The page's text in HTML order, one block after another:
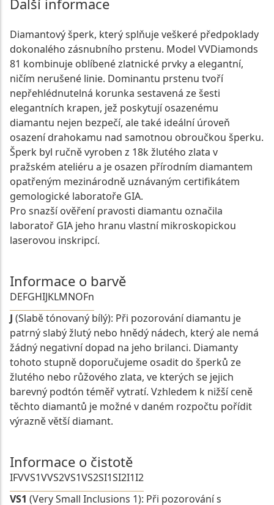
Další informace
Diamantový šperk, který splňuje veškeré předpoklady
dokonalého zásnubního prstenu. Model VVDiamonds
81 kombinuje oblíbené zlatnické prvky a elegantní,
ničím nerušené linie. Dominantu prstenu tvoří
nepřehlédnutelná korunka sestavená ze šesti
elegantních krapen, jež poskytují osazenému
diamantu nejen bezpečí, ale také ideální úroveň
osazení drahokamu nad samotnou obroučkou šperku.
Šperk byl ručně vyroben z 18k žlutého zlata v
pražském ateliéru a je osazen přírodním diamantem
opatřeným mezinárodně uznávaným certifikátem
gemologické laboratoře GIA.
Pro snazší ověření pravosti diamantu označila
laboratoř GIA jeho hranu vlastní mikroskopickou
laserovou inskripcí.
Informace o barvě
DEFGHIJKLMNOFn
J (Slabě tónovaný bílý): Při pozorování diamantu je
patrný slabý žlutý nebo hnědý nádech, který ale nemá
žádný negativní dopad na jeho brilanci. Diamanty
tohoto stupně doporučujeme osadit do šperků ze
žlutého nebo růžového zlata, ve kterých se jejich
barevný podtón téměř vytratí. Vzhledem k nižší ceně
těchto diamantů je možné v daném rozpočtu pořídit
výrazně větší diamant.
Informace o čistotě
IFVVS1VVS2VS1VS2SI1SI2I1I2
VS1 (Very Small Inclusions 1): Při pozorování s